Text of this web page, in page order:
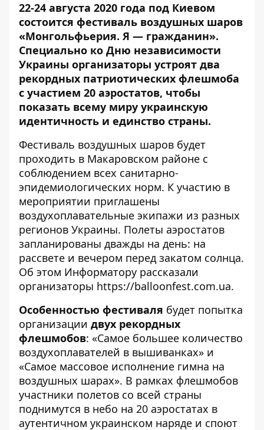
22-24 августа 2020 года под Киевом
состоится фестиваль воздушных шаров
«Монгольфьерия. Я — гражданин».
Специально ко Дню независимости
Украины организаторы устроят два
рекордных патриотических флешмоба
с участием 20 аэростатов, чтобы
показать всему миру украинскую
идентичность и единство страны.
Фестиваль воздушных шаров будет
проходить в Макаровском районе с
соблюдением всех санитарно-
эпидемиологических норм. К участию в
мероприятии приглашены
воздухоплавательные экипажи из разных
регионов Украины. Полеты аэростатов
запланированы дважды на день: на
рассвете и вечером перед закатом солнца.
Об этом Информатору рассказали
организаторы https://balloonfest.com.ua.
Особенностью фестиваля будет попытка
организации двух рекордных
флешмобов: «Самое большее количество
воздухоплавателей в вышиванках» и
«Самое массовое исполнение гимна на
воздушных шарах». В рамках флешмобов
участники полетов со всей страны
поднимутся в небо на 20 аэростатах в
аутентичном украинском наряде и споют